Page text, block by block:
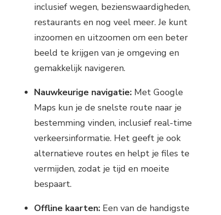
inclusief wegen, bezienswaardigheden,
restaurants en nog veel meer. Je kunt
inzoomen en uitzoomen om een beter
beeld te krijgen van je omgeving en
gemakkelijk navigeren.
Nauwkeurige navigatie: Met Google
Maps kun je de snelste route naar je
bestemming vinden, inclusief real-time
verkeersinformatie. Het geeft je ook
alternatieve routes en helpt je files te
vermijden, zodat je tijd en moeite
bespaart.
Offline kaarten: Een van de handigste